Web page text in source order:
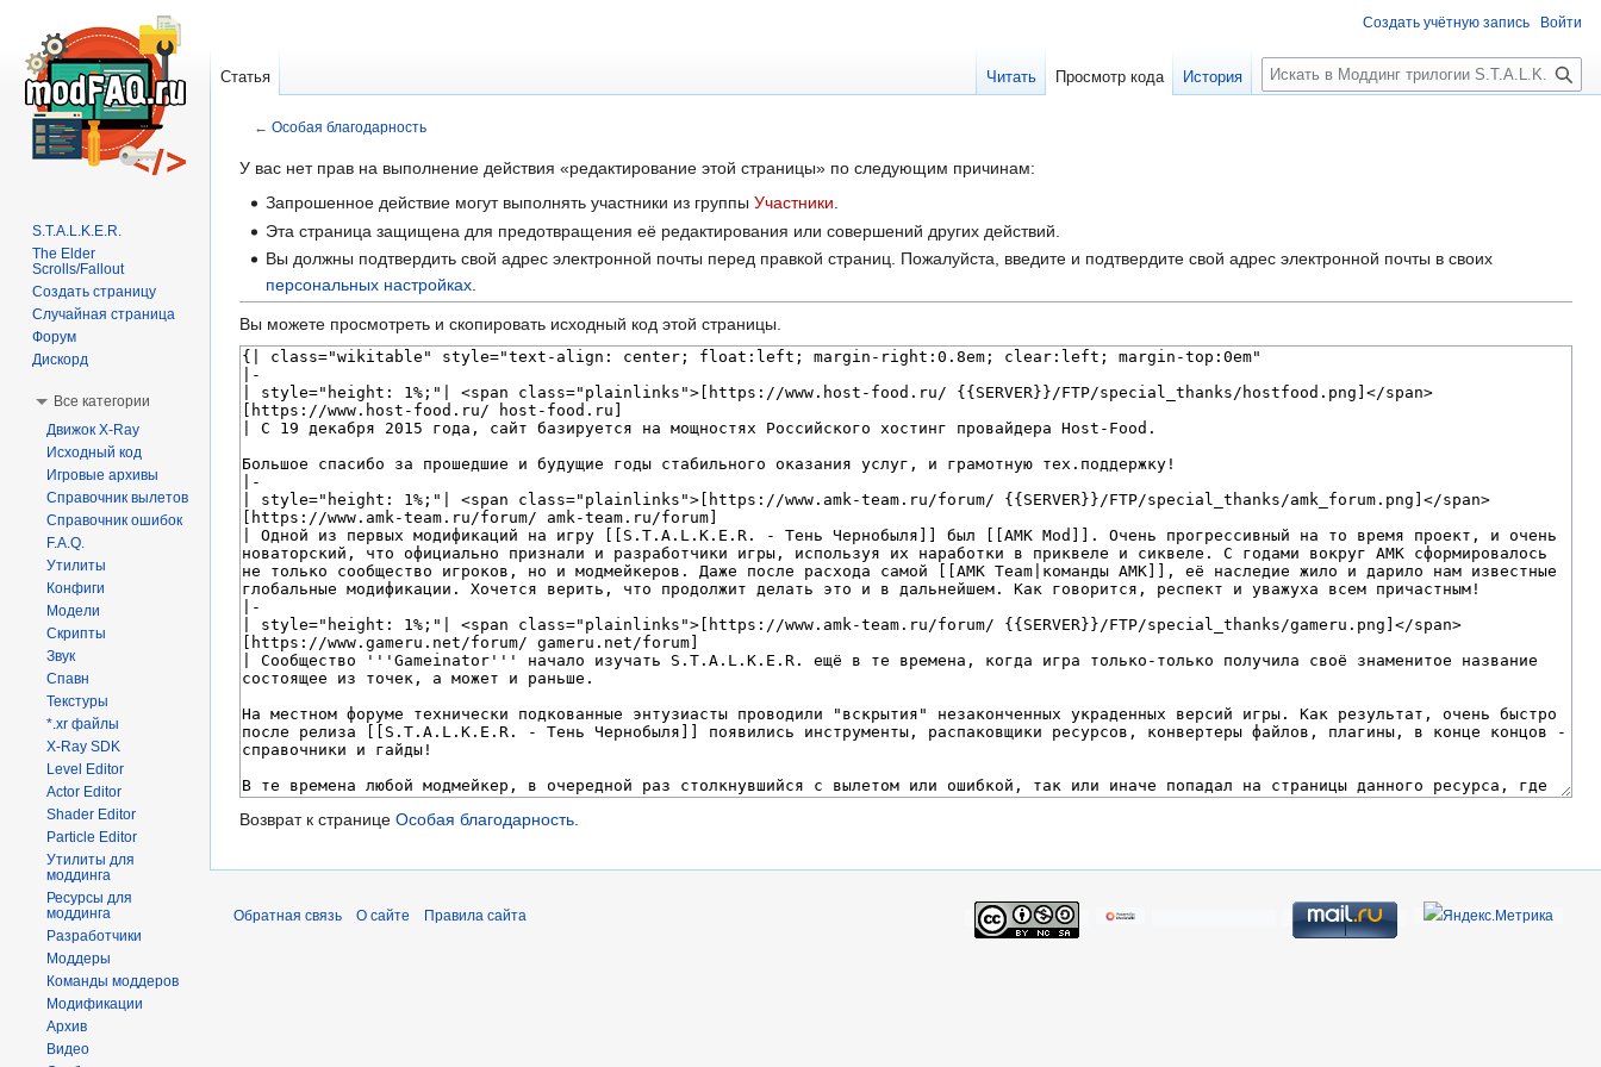
← Особая благодарность
Перейти
Перейти
У вас нет прав на выполнение действия «редактирование этой страницы» по следующим причинам:
Запрошенное действие могут выполнять участники из группыУчастники.
Эта страница защищена для предотвращения её редактирования или совершений других действий.
Вы должны подтвердить свой адрес электронной почты перед правкой страниц. Пожалуйста, введите и подтвердите свой адрес электронной почты в своих
персональных настройках.
Вы можете просмотреть и скопировать исходный код этой страницы.
Возврат к странице Особая благодарность
Создать учётную запись Войти
Статья Читать Просмотр кода История
П
о
S.T.A.L.K.E.R.
The Elder
Scrolls/Fallout
Создать страницу
Случайная страница
Форум
Дискорд
Все категории
Движок X-Ray
Исходный код
Игровые архивы
Справочник вылетов
Справочник ошибок
F.A.Q.
Утилиты
Конфиги
Модели
Скрипты
Звук
Спавн
Текстуры
*.xr файлы
X-Ray SDK
Level Editor
Actor Editor
Shader Editor
Particle Editor
Утилиты для
моддинга
Ресурсы для
моддинга
Разработчики
Моддеры
Команды моддеров
Модификации
Архив
Видео
Обратная связь О сайте Правила сайта